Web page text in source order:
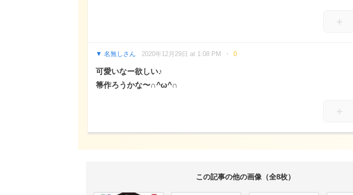
＋
名無しさん 2020年12月29日 at 1:08 PM 0
可愛いなー欲しい♪
箒作ろうかな〜∩^ω^∩
＋
この記事の他の画像（全8枚）